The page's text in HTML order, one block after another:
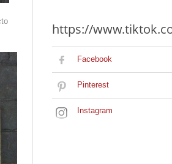
https://
Facebook
Pinterest
Instagram